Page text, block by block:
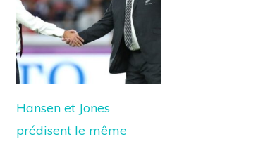
Hansen et Jones
prédisent le même